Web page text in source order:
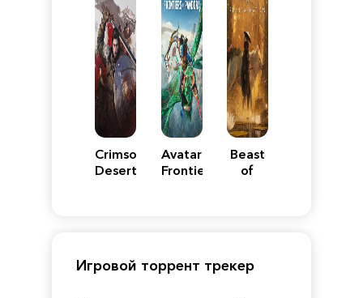
Crimson
Desert
Avatar:
Frontiers
Beast
of
Игровой торрент трекер